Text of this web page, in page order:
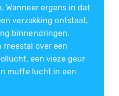
Wanneer ergens in dat
verzakking ontstaat,
binnendringen.
meestal over een
een vieze geur
muffe lucht in een